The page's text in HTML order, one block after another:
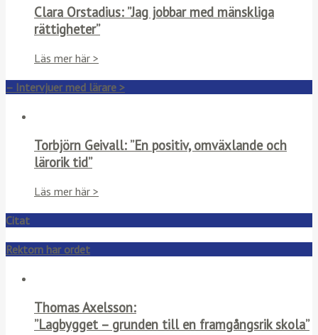
Clara Orstadius: ”Jag jobbar med mänskliga
rättigheter”
Läs mer här >
– Intervjuer med lärare >
Torbjörn Geivall: ”En positiv, omväxlande och
lärorik tid”
Läs mer här >
Citat
Rektorn har ordet
Thomas Axelsson:
”Lagbygget – grunden till en framgångsrik skola”